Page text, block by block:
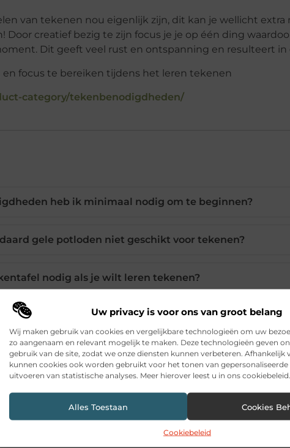
Uw privacy is voor ons van groot belang
Wij maken gebruik van cookies en vergelijkbare technologieën om uw
zo aangenaam en relevant mogelijk te maken. Deze technologieën geven
gebruik van de site, zodat we onze diensten kunnen verbeteren. Afhankelijk
kunnen cookies ook worden gebruikt voor het tonen van
uitvoeren van statistische analyses. Meer hierover leest u in ons cookiebeleid.
Alles Toestaan Cookies
Cookiebeleid
van tekenen nou eigenlijk zijn, dit kan je wellicht extra
creatief bezig te zijn focus je je op één ding
Dit geeft veel rust en ontspanning en resulteert in
category/tekenbenodigdheden/
heb ik minimaal nodig om te beginnen?
gele potloden niet geschikt voor tekenen?
nodig als je wilt leren tekenen?
heeft tekenen voor je mentale gezondheid?
met een standaard A4 vel en een kladblok?
Pinterest